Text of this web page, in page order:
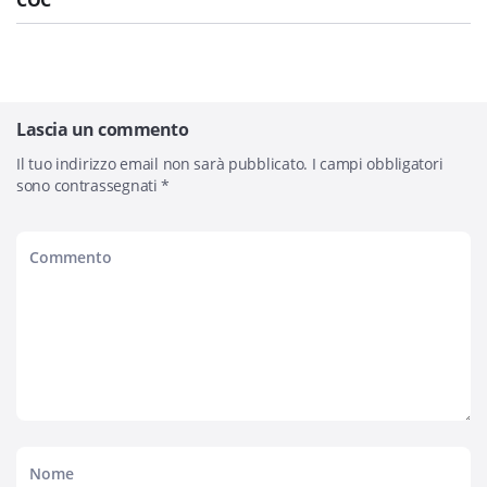
Lascia un commento
Il tuo indirizzo email non sarà pubblicato. I campi obbligatori
sono contrassegnati*